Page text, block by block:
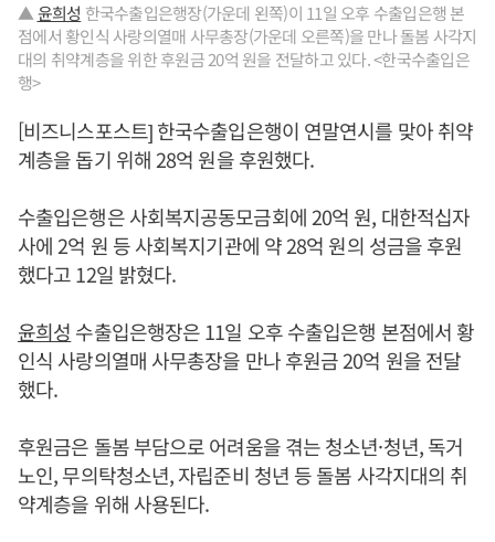
▲윤희성 한국수출입은행장(가운데 왼쪽)이 11일 오후 수출입은행 본
점에서 황인식 사랑의열매 사무총장(가운데 오른쪽)을 만나 돌봄 사각지
대의 취약계층을 위한 후원금 20억 원을 전달하고 있다. <한국수출입은
행>
[비즈니스포스트] 한국수출입은행이 연말연시를 맞아 취약
계층을 돕기 위해 28억 원을 후원했다.
수출입은행은 사회복지공동모금회에 20억 원, 대한적십자
사에 2억 원 등 사회복지기관에 약 28억 원의 성금을 후원
했다고 12일 밝혔다.
윤희성 수출입은행장은 11일 오후 수출입은행 본점에서 황
인식 사랑의열매 사무총장을 만나 후원금 20억 원을 전달
했다.
후원금은 돌봄 부담으로 어려움을 겪는 청소년·청년, 독거
노인, 무의탁청소년, 자립준비 청년 등 돌봄 사각지대의 취
약계층을 위해 사용된다.